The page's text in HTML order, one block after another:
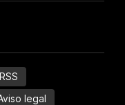
RSS
legal